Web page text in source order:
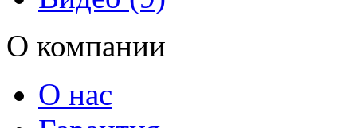
О компании
О нас